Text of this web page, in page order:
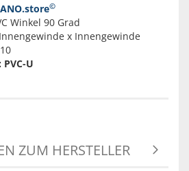
©
Winkel 90 Grad
x Innengewinde
U
ZUM HERSTELLER